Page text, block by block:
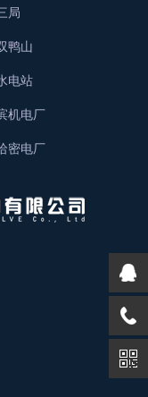
局
鸭山
电站
机电厂
密电厂